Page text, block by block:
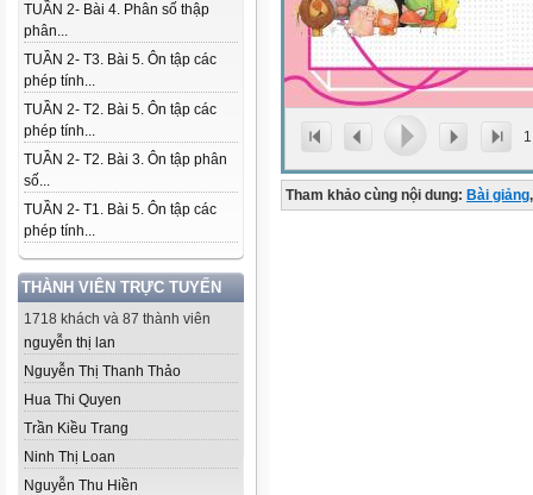
TUẦN 2- Bài 4. Phân số thập
phân...
TUẦN 2- T3. Bài 5. Ôn tập các
phép tính...
TUẦN 2- T2. Bài 5. Ôn tập các
phép tính...
TUẦN 2- T2. Bài 3. Ôn tập phân
số...
TUẦN 2- T1. Bài 5. Ôn tập các
phép tính...
THÀNH VIÊN TRỰC TUYẾN
1718 khách và 87 thành viên
nguyễn thị lan
Nguyễn Thị Thanh Thảo
Hua Thi Quyen
Trần Kiều Trang
Ninh Thị Loan
Nguyễn Thu Hiền
1
Tham khảo cùng nội dung: Bài giảng,